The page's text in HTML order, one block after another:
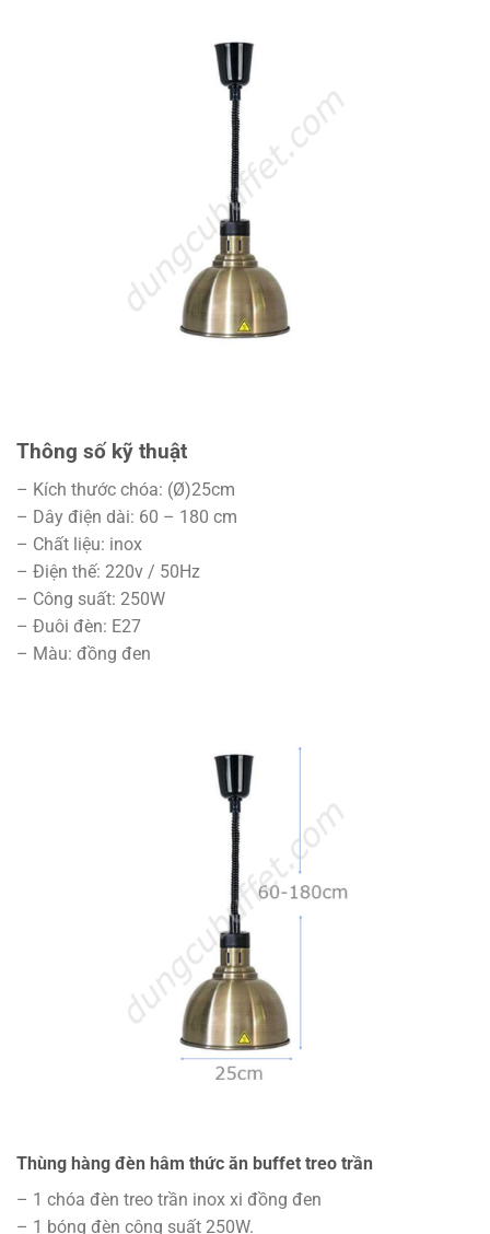
Thông số kỹ thuật
– Kích thước chóa: (Ø)25cm
– Dây điện dài: 60 – 180 cm
– Chất liệu: inox
– Điện thế: 220v / 50Hz
– Công suất: 250W
– Đuôi đèn: E27
– Màu: đồng đen
Thùng hàng đèn hâm thức ăn buffet treo trần
– 1 chóa đèn treo trần inox xi đồng đen
– 1 bóng đèn công suất 250W.